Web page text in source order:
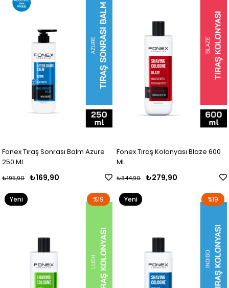
Fonex Tıraş Sonrası Balm Azure
250 ML
₺169,90
₺195,90
Fonex Tıraş Kolonyası Blaze 600
ML
₺279,90
₺344,90
%19
Yeni
%19
Yeni